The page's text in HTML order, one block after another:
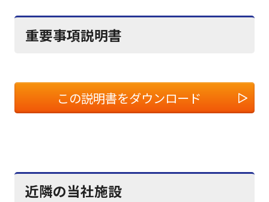
重要事項説明書
この説明書をダウンロード
近隣の当社施設